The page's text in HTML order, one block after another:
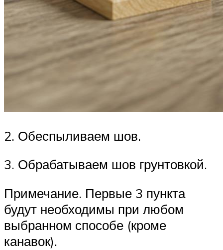
2. Обеспыливаем шов.
3. Обрабатываем шов грунтовкой.
Примечание. Первые 3 пункта
будут необходимы при любом
выбранном способе (кроме
канавок).